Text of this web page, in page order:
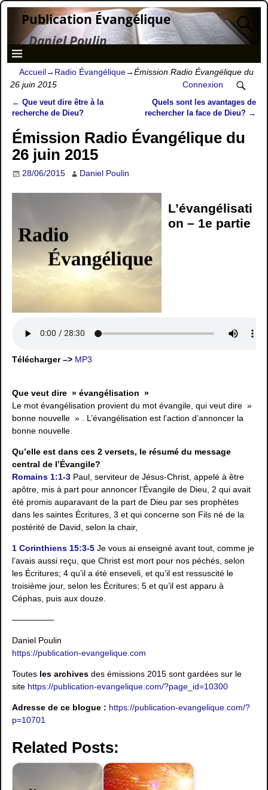
Publication Évangélique
Daniel Poulin
Accueil→ Radio Évangélique→Émission Radio Évangélique du
26 juin 2015
Connexion
Navigation des articles
← Que veut dire être à la
recherche de Dieu?
Quels sont les avantages de
rechercher la face de Dieu? →
Émission Radio Évangélique du
26 juin 2015
28/06/2015 Daniel Poulin
L’évangélisati
on – 1e partie
Télécharger –> MP3
Que veut dire » évangélisation »
Le mot évangélisation provient du mot évangile, qui veut dire »
bonne nouvelle » . L’évangélisation est l’action d’annoncer la
bonne nouvelle.
Qu’elle est dans ces 2 versets, le résumé du message
central de l’Évangile?
Romains 1:1-3 Paul, serviteur de Jésus-Christ, appelé à être
apôtre, mis à part pour annoncer l’Évangile de Dieu, 2 qui avait
été promis auparavant de la part de Dieu par ses prophètes
dans les saintes Écritures, 3 et qui concerne son Fils né de la
postérité de David, selon la chair,
1 Corinthiens 15:3-5 Je vous ai enseigné avant tout, comme je
l’avais aussi reçu, que Christ est mort pour nos péchés, selon
les Écritures; 4 qu’il a été enseveli, et qu’il est ressuscité le
troisième jour, selon les Écritures; 5 et qu’il est apparu à
Céphas, puis aux douze.
—————
Daniel Poulin
https://publication-evangelique.com
Toutes les archives des émissions 2015 sont gardées sur le
site https://publication-evangelique.com/?page_id=10300
Adresse de ce blogue : https://publication-evangelique.com/?
p=10701
Related Posts: